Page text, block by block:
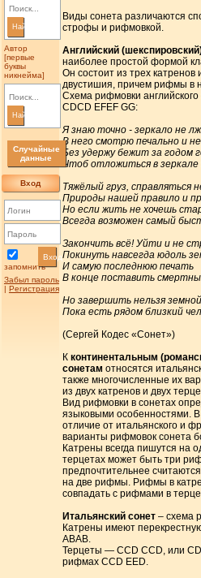
Найти
Автор
[первые
буквы
никнейма]
Найти
Случайные
данные
Вход
запомнить
Вход
Забыл пароль
| Регистрация
Виды сонета различаются
строфы и рифмовкой.
Английский
наиболее простой формой
Он состоит из трех
двустишия, причем рифмы в
Схема рифмовки
СDCD EFEF GG:
Я знаю точно - зеркало не
В него смотрю печально и
Без удержу бежит за годом
Чтоб отложиться в
Тяжёлый груз, справляться
Природы нашей правило и
Но если жить не хочешь
Всегда возможен самый
Закончить всё! Уйти и не
Покинуть навсегда юдоль
И самую последнюю печать
В конце поставить
Но завершить нельзя
Пока есть рядом близкий
(Сергей Кодес «Сонет»)
Кконтинентальным
сонетам относятся
также многочисленные их
из двух катренов и двух
Вид рифмовки в сонетах
языковыми особенностями. В
отличие от итальянского и
варианты рифмовок сонета
Катрены всегда пишутся на
терцетах может быть три
предпочтительнее
на две рифмы. Рифмы в
совпадать с рифмами в
Итальянский сонет – схема
Катрены имеют
АВАВ.
Терцеты — CCD CCD, или
рифмах CCD EED.